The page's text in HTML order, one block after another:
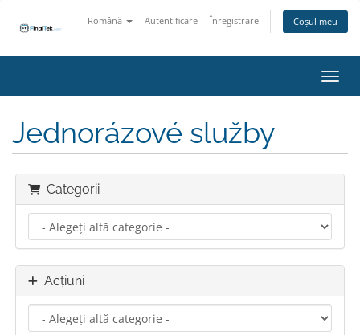
Română Autentificare Înregistrare Coșul meu
Jednorázové služby
Categorii
Acțiuni